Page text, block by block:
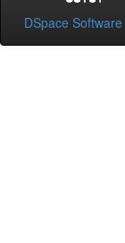
DSpace Software